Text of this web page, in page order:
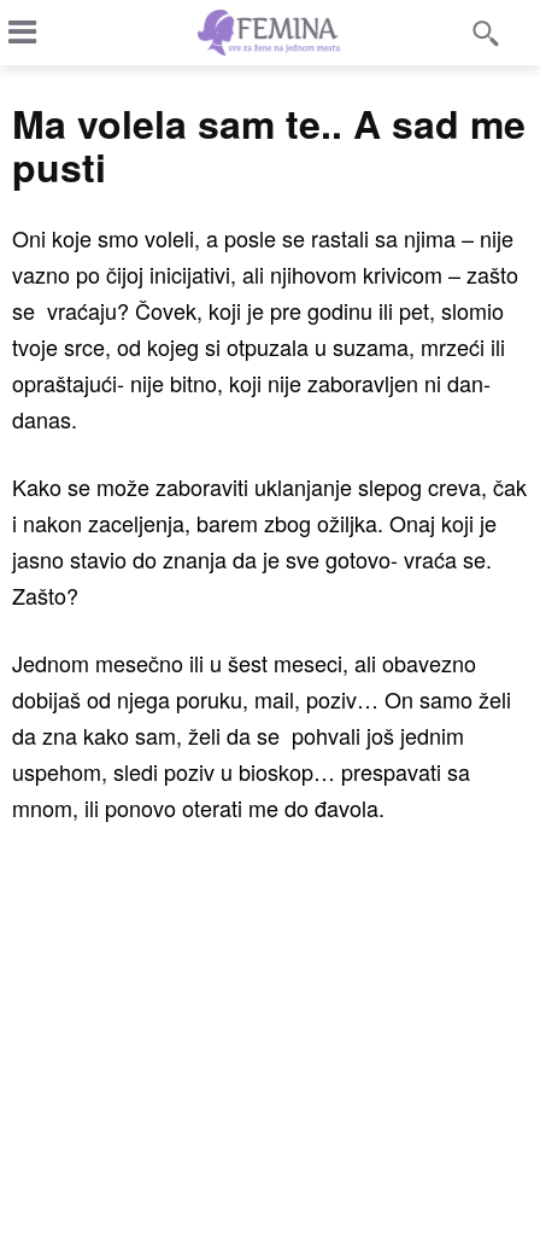
Ma volela sam te.. A sad me
pusti
Oni koje smo voleli, a posle se rastali sa njima – nije
vazno po čijoj inicijativi, ali njihovom krivicom – zašto
se vraćaju? Čovek, koji je pre godinu ili pet, slomio
tvoje srce, od kojeg si otpuzala u suzama, mrzeći ili
opraštajući- nije bitno, koji nije zaboravljen ni dan-
danas.
Kako se može zaboraviti uklanjanje slepog creva, čak
i nakon zaceljenja, barem zbog ožiljka. Onaj koji je
jasno stavio do znanja da je sve gotovo- vraća se.
Zašto?
Jednom mesečno ili u šest meseci, ali obavezno
dobijaš od njega poruku, mail, poziv… On samo želi
da zna kako sam, želi da se pohvali još jednim
uspehom, sledi poziv u bioskop… prespavati sa
mnom, ili ponovo oterati me do đavola.